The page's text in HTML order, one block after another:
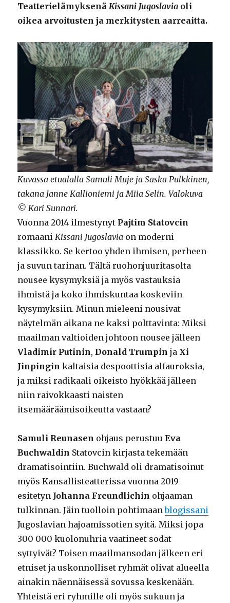
TeatterielämyksenäKissani Jugoslavia oli
oikea arvoitusten ja merkitysten aarreaitta.
Kuvassa etualalla Samuli Muje ja Saska Pulkkinen,
takana Janne Kallioniemi ja Miia Selin. Valokuva
© Kari Sunnari.
Vuonna 2014 ilmestynyt Pajtim Statovcin
romaaniKissani Jugoslavia on moderni
klassikko. Se kertoo yhden ihmisen, perheen
ja suvun tarinan. Tältä ruohonjuuritasolta
nousee kysymyksiä ja myös vastauksia
ihmistä ja koko ihmiskuntaa koskeviin
kysymyksiin. Minun mieleeni nousivat
näytelmän aikana ne kaksi polttavinta: Miksi
maailman valtioiden johtoon nousee jälleen
Vladimir Putinin,Donald Trumpin ja Xi
Jinpingin kaltaisia despoottisia alfauroksia,
ja miksi radikaali oikeisto hyökkää jälleen
niin raivokkaasti naisten
itsemääräämisoikeutta vastaan?
Samuli Reunasen ohjaus perustuuEva
Buchwaldin Statovcin kirjasta tekemään
dramatisointiin. Buchwald oli dramatisoinut
myös Kansallisteatterissa vuonna 2019
esitetyn Johanna Freundlichin ohjaaman
tulkinnan. Jäin tuolloin pohtimaanblogissani
Jugoslavian hajoamissotien syitä. Miksi jopa
300 000 kuolonuhria vaatineet sodat
syttyivät? Toisen maailmansodan jälkeen eri
etniset ja uskonnolliset ryhmät olivat alueella
ainakin näennäisessä sovussa keskenään.
Yhteistä eri ryhmille oli myös sukuun ja